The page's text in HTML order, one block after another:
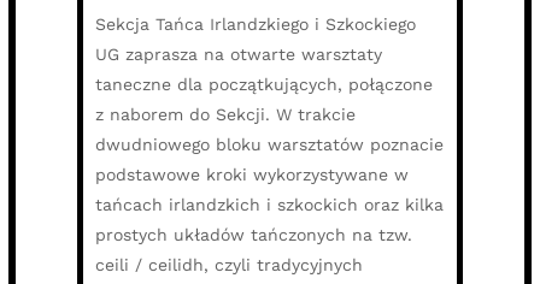
Sekcja Tańca Irlandzkiego i Szkockiego
UG zaprasza na otwarte warsztaty
taneczne dla początkujących, połączone
z naborem do Sekcji. W trakcie
dwudniowego bloku warsztatów poznacie
podstawowe kroki wykorzystywane w
tańcach irlandzkich i szkockich oraz kilka
prostych układów tańczonych na tzw.
ceili / ceilidh, czyli tradycyjnych